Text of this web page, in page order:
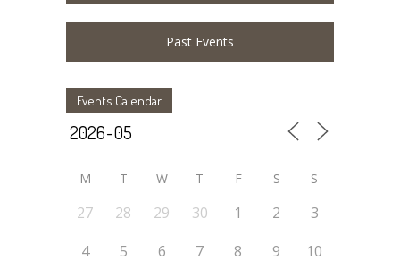
Past Events
Events Calendar
M T W T F S S
27 28 29 30 1 2
3
4
5 6 7 8 9
10